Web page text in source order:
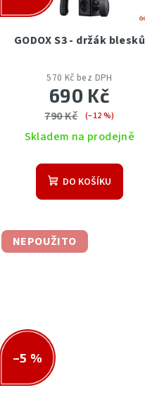
u
GODOX S3 - držák blesků
570 Kč bez DPH
690 Kč
790 Kč (–12 %)
Skladem na prodejně
DO KOŠÍKU
NEPOUŽITO
–5 %